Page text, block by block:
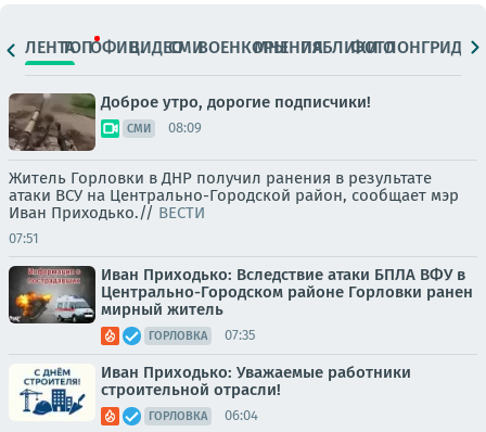
ЛЕНТАТОПОФИЦ.ВИДЕОСМИВОЕНКОРЫМНЕНИЯПАБЛИКИ
ФОТОЛОНГРИДЫ
Доброе утро, дорогие подписчики!
СМИ 08:09
Житель Горловки в ДНР получил ранения в результате
атаки ВСУ на Центрально-Городской район, сообщает мэр
Иван Приходько.// ВЕСТИ
07:51
Иван Приходько: Вследствие атаки БПЛА ВФУ в
Центрально-Городском районе Горловки ранен
мирный житель
ГОРЛОВКА 07:35
Иван Приходько: Уважаемые работники
строительной отрасли!
ГОРЛОВКА 06:04